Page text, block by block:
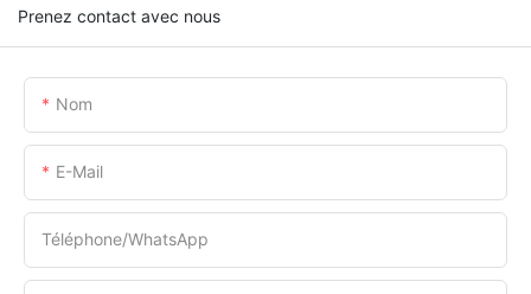
Prenez contact avec nous
Nom
E-Mail
Téléphone/WhatsApp